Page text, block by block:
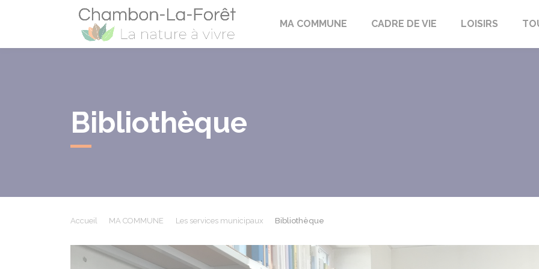
Chambon-la-Fôret
MA COMMUNE CADRE DE VIE LOISIRS
Bibliothèque
Accueil MA COMMUNE Les services municipaux Bibliothèque